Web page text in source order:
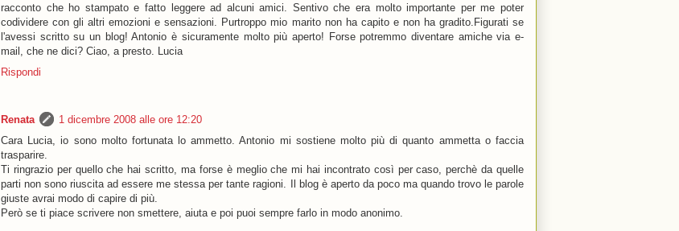
racconto che ho stampato e fatto leggere ad alcuni amici. Sentivo che era molto importante per me poter
codividere con gli altri emozioni e sensazioni. Purtroppo mio marito non ha capito e non ha gradito.Figurati se
l'avessi scritto su un blog! Antonio è sicuramente molto più aperto! Forse potremmo diventare amiche via e-
mail, che ne dici? Ciao, a presto. Lucia
Rispondi
Renata
1 dicembre 2008 alle ore 12:20
Cara Lucia, io sono molto fortunata lo ammetto. Antonio mi sostiene molto più di quanto ammetta o faccia
trasparire.
Ti ringrazio per quello che hai scritto, ma forse è meglio che mi hai incontrato così per caso, perchè da quelle
parti non sono riuscita ad essere me stessa per tante ragioni. Il blog è aperto da poco ma quando trovo le parole
giuste avrai modo di capire di più.
Però se ti piace scrivere non smettere, aiuta e poi puoi sempre farlo in modo anonimo.